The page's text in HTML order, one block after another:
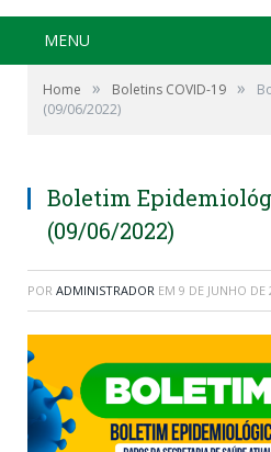
MENU
Home » Boletins COVID-19 »
(09/06/2022)
Boletim
(09/06/2022)
POR ADMINISTRADOR EM 9 DE JUNHO DE